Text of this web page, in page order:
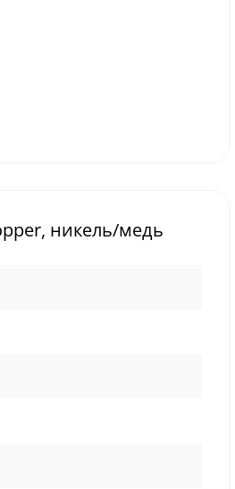
никель/медь